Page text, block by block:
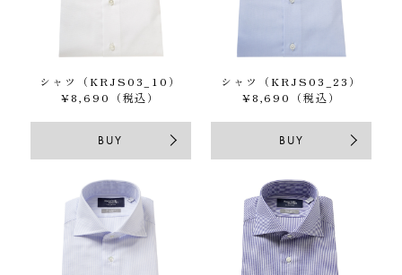
シャツ（KRJS03_10）
¥8,690（税込）
BUY
シャツ（KRJS03_23）
¥8,690（税込）
BUY